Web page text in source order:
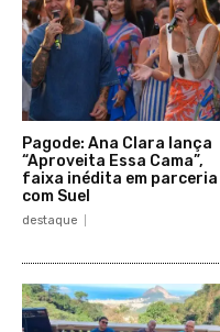
Pagode: Ana Clara lança
“Aproveita Essa Cama”,
faixa inédita em parceria
com Suel
destaque